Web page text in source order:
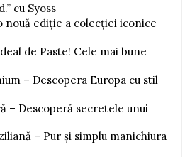
cu Syoss
nouă ediție a colecției iconice
de Paste! Cele mai bune
– Descopera Europa cu stil
– Descoperă secretele unui
– Pur și simplu manichiura